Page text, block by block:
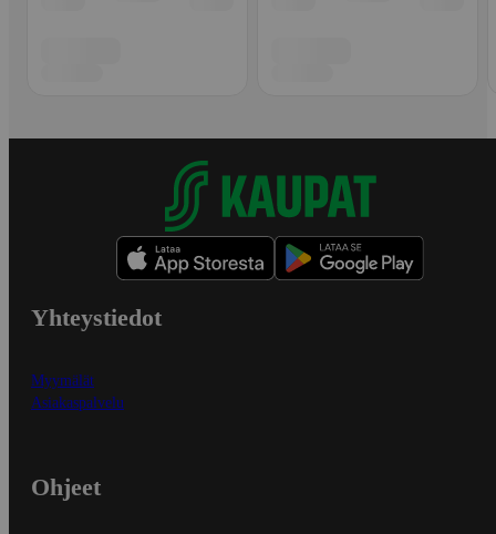
Yhteystiedot
Myymälät
Asiakaspalvelu
Ohjeet